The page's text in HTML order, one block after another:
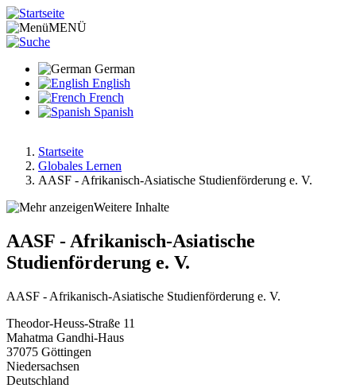
Direkt
zum
Inhalt
MENÜ
German
English
French
Spanish
Pfadnavigation
Startseite
Globales Lernen
AASF - Afrikanisch-Asiatische Studienförderung e. V.
Weitere Inhalte
AASF - Afrikanisch-Asiatische
Studienförderung e. V.
AASF - Afrikanisch-Asiatische Studienförderung e. V.
Theodor-Heuss-Straße 11
Mahatma Gandhi-Haus
37075 Göttingen
Niedersachsen
Deutschland